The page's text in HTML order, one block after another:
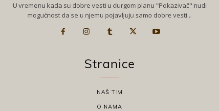
U vremenu kada su dobre vesti u durgom planu "Pokazivač" nudi
mogućnost da se u njemu pojavljuju samo dobre vesti...
Stranice
NAŠ TIM
O NAMA